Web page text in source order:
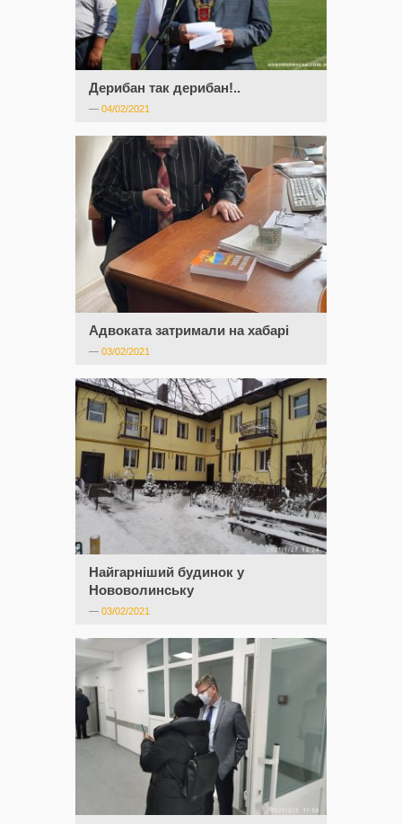
Дерибан так дерибан!..
— 04/02/2021
Адвоката затримали на хабарі
— 03/02/2021
Найгарніший будинок у
Нововолинську
— 03/02/2021